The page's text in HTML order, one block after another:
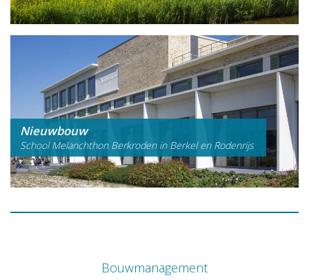
Nieuwbouw
School Melanchthon Berkroden in Berkel en Rodenrijs
Bouwmanagement